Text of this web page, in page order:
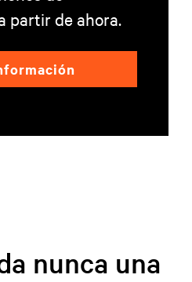
partir de ahora.
nunca una